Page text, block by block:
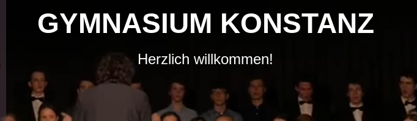
GYMNASIUM KONSTANZ
Herzlich willkommen!